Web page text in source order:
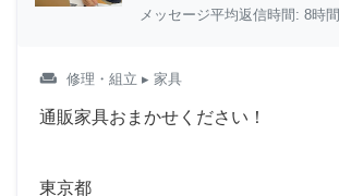
メッセージ平均返信時間: 8時
weekend 修理・組立 ▸ 家具
通販家具おまかせください！
東京都